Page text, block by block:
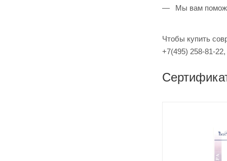
Мы вам
Чтобы купить
+7(495) 258-81-